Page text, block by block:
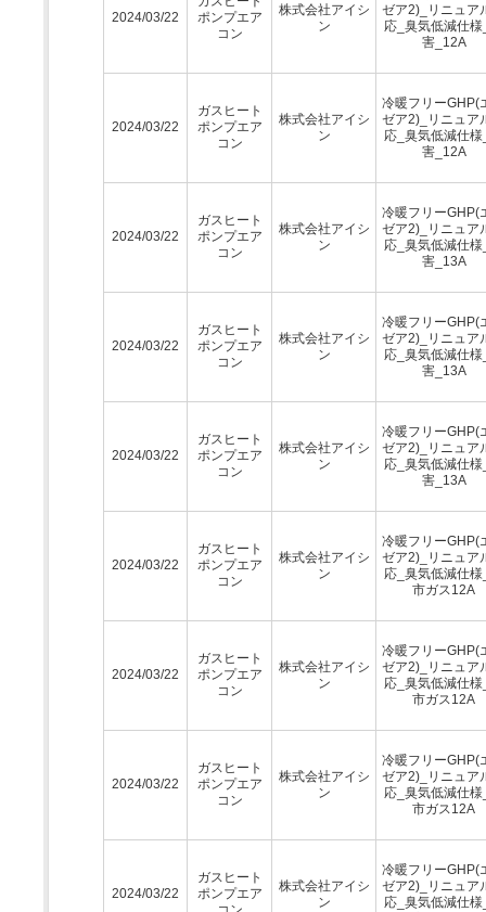
2024/03/22
ポンプエア
コン
株式会社アイシ
ン
ゼア2)_リニュア
応_臭気低減仕様
害_12A
2024/03/22
ガスヒート
ポンプエア
コン
株式会社アイシ
ン
冷暖フリーGHP(
ゼア2)_リニュア
応_臭気低減仕様
害_12A
2024/03/22
ガスヒート
ポンプエア
コン
株式会社アイシ
ン
冷暖フリーGHP(
ゼア2)_リニュア
応_臭気低減仕様
害_13A
2024/03/22
ガスヒート
ポンプエア
コン
株式会社アイシ
ン
冷暖フリーGHP(
ゼア2)_リニュア
応_臭気低減仕様
害_13A
2024/03/22
ガスヒート
ポンプエア
コン
株式会社アイシ
ン
冷暖フリーGHP(
ゼア2)_リニュア
応_臭気低減仕様
害_13A
2024/03/22
ガスヒート
ポンプエア
コン
株式会社アイシ
ン
冷暖フリーGHP(
ゼア2)_リニュア
応_臭気低減仕様
市ガス12A
2024/03/22
ガスヒート
ポンプエア
コン
株式会社アイシ
ン
冷暖フリーGHP(
ゼア2)_リニュア
応_臭気低減仕様
市ガス12A
2024/03/22
ガスヒート
ポンプエア
コン
株式会社アイシ
ン
冷暖フリーGHP(
ゼア2)_リニュア
応_臭気低減仕様
市ガス12A
2024/03/22
ガスヒート
ポンプエア
株式会社アイシ
ン
冷暖フリーGHP(
ゼア2)_リニュア
応_臭気低減仕様